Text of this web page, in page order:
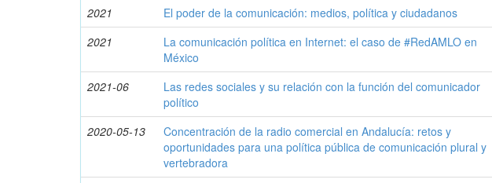
2021 El poder de la comunicación: medios, política y ciudadanos
2021
La comunicación política en Internet: el caso de #RedAMLO en
México
2021-06
Las redes sociales y su relación con la función del comunicador
político
2020-05-13
Concentración de la radio comercial en Andalucía: retos y
oportunidades para una política pública de comunicación plural y
vertebradora